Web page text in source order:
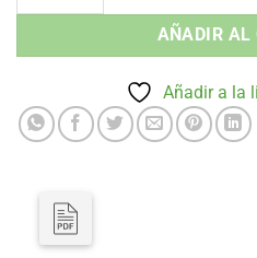
AÑADIR AL
Añadir a la